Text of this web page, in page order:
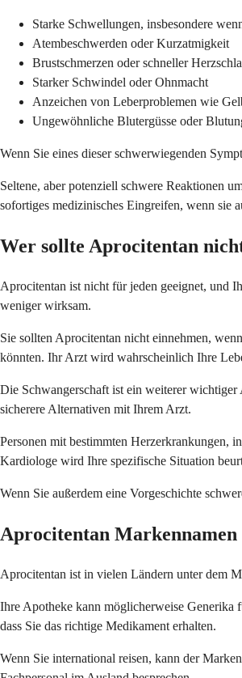
Starke Schwellungen, insbesondere
Atembeschwerden oder Kurzatmigkeit
Brustschmerzen oder schneller
Starker Schwindel oder Ohnmacht
Anzeichen von Leberproblemen wie
Ungewöhnliche Blutergüsse oder
Wenn Sie eines dieser schwerwiegenden
Seltene, aber potenziell schwere Reaktionen
sofortiges medizinisches Eingreifen, wenn sie
Wer sollte Aprocitentan
Aprocitentan ist nicht für jeden geeignet, und
weniger wirksam.
Sie sollten Aprocitentan nicht einnehmen,
könnten. Ihr Arzt wird wahrscheinlich Ihre
Die Schwangerschaft ist ein weiterer wichtiger
sicherere Alternativen mit Ihrem Arzt.
Personen mit bestimmten Herzerkrankungen,
Kardiologe wird Ihre spezifische Situation
Wenn Sie außerdem eine Vorgeschichte
Aprocitentan Markennamen
Aprocitentan ist in vielen Ländern unter dem
Ihre Apotheke kann möglicherweise Generika
dass Sie das richtige Medikament erhalten.
Wenn Sie international reisen, kann der